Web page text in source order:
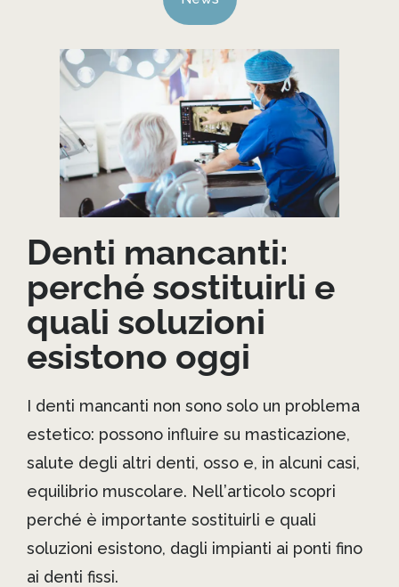
Denti mancanti:
perché sostituirli e
quali soluzioni
esistono oggi
I denti mancanti non sono solo un problema
estetico: possono influire su masticazione,
salute degli altri denti, osso e, in alcuni casi,
equilibrio muscolare. Nell’articolo scopri
perché è importante sostituirli e quali
soluzioni esistono, dagli impianti ai ponti fino
ai denti fissi.